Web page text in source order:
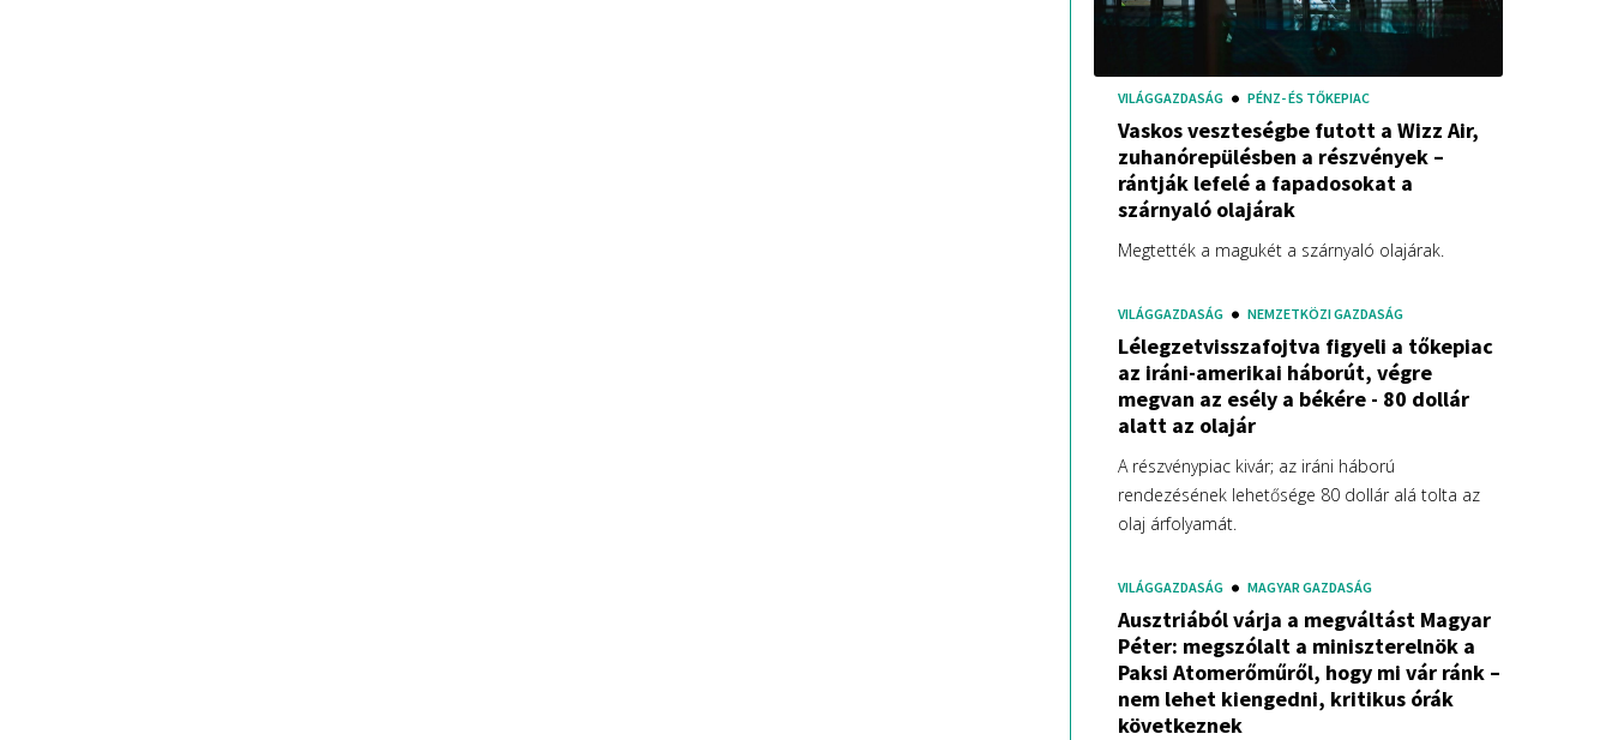
VILÁGGAZDASÁG PÉNZ- ÉS TŐKEPIAC
Vaskos veszteségbe futott a Wizz Air,
zuhanórepülésben a részvények –
rántják lefelé a fapadosokat a
szárnyaló olajárak
Megtették a magukét a szárnyaló olajárak.
VILÁGGAZDASÁG NEMZETKÖZI GAZDASÁG
Lélegzetvisszafojtva figyeli a tőkepiac
az iráni-amerikai háborút, végre
megvan az esély a békére - 80 dollár
alatt az olajár
A részvénypiac kivár; az iráni háború
rendezésének lehetősége 80 dollár alá tolta az
olaj árfolyamát.
VILÁGGAZDASÁG MAGYAR GAZDASÁG
Ausztriából várja a megváltást Magyar
Péter: megszólalt a miniszterelnök a
Paksi Atomerőműről, hogy mi vár ránk –
nem lehet kiengedni, kritikus órák
következnek